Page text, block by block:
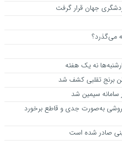
می‌گذرد؟
نه یک هفته
سامانه سیمین شد
به‌صورت جدی و قاطع برخورد
صادر شده است